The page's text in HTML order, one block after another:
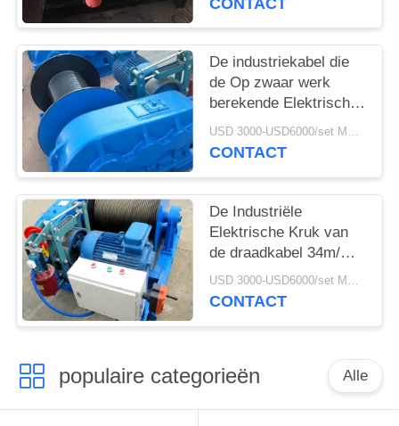
De industriekabel die
de Op zwaar werk
berekende Elektrische
Kruk van 10T trekken USD 3000-USD6000/set MOQ:1 reeks
CONTACT
De Industriële
Elektrische Kruk van
de draadkabel 34m/min
voor Bouwmateriaal
USD 3000-USD6000/set MOQ:1 reeks
CONTACT
populaire categorieën Alle